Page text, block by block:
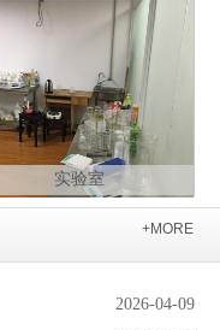
实验室
+MORE
2026-04-09